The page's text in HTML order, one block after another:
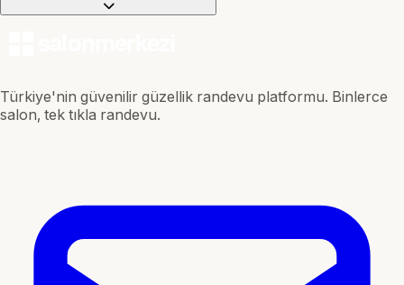
Türkiye'nin güvenilir güzellik randevu platformu. Binlerce
salon, tek tıkla randevu.